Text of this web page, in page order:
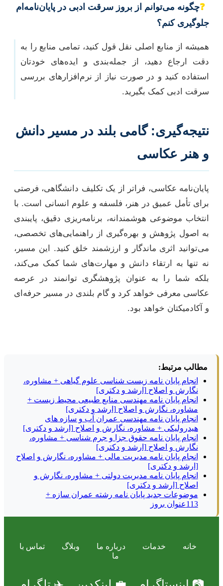
❓چگونه می‌توانم از بروز سرقت ادبی در پایان‌نامه‌ام
جلوگیری کنم؟
همیشه از منابع اصلی نقل قول کنید، تمامی منابع را به
دقت ارجاع دهید، از جمله‌بندی و ایده‌های خودتان
استفاده کنید و در صورت نیاز از نرم‌افزارهای بررسی
سرقت ادبی کمک بگیرید.
نتیجه‌گیری: گامی بلند در مسیر دانش
و هنر عکاسی
پایان‌نامه عکاسی، فراتر از یک تکلیف دانشگاهی، فرصتی
برای تأمل عمیق در هنر، فلسفه و علوم انسانی است. با
انتخاب موضوعی هوشمندانه، برنامه‌ریزی دقیق، پایبندی
به اصول پژوهش و بهره‌گیری از راهنمایی‌های تخصصی،
می‌توانید اثری ماندگار و ارزشمند خلق کنید. این مسیر،
نه تنها به ارتقاء دانش و مهارت‌های شما کمک می‌کند،
بلکه شما را به عنوان پژوهشگری توانمند در عرصه
عکاسی معرفی خواهد کرد و گام بلندی در مسیر حرفه‌ای
و آکادمیکتان خواهد بود.
مطالب مرتبط:
انجام پایان نامه زیست شناسی علوم گیاهی + مشاوره،
نگارش و اصلاح [ارشد و دکتری]
انجام پایان نامه مهندسی منابع طبیعی محیط زیست +
مشاوره، نگارش و اصلاح [ارشد و دکتری]
انجام پایان نامه مهندسی عمران آب و سازه های
هیدرولیکی + مشاوره، نگارش و اصلاح [ارشد و دکتری]
انجام پایان نامه حقوق جزا و جرم شناسی + مشاوره،
نگارش و اصلاح [ارشد و دکتری]
انجام پایان نامه مدیریت مالی + مشاوره، نگارش و اصلاح
[ارشد و دکتری]
انجام پایان نامه مدیریت دولتی + مشاوره، نگارش و
اصلاح [ارشد و دکتری]
موضوعات جدید پایان نامه رشته عمران سازه +
113عنوان بروز
خانه خدمات درباره ما وبلاگ
تماس با
ما